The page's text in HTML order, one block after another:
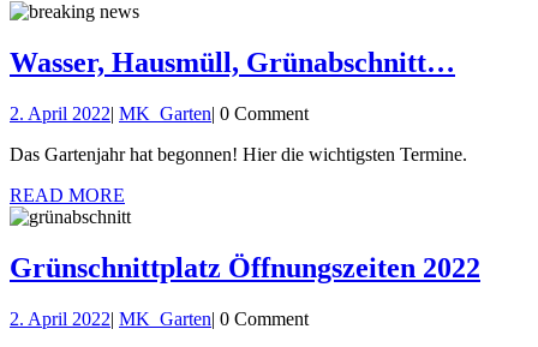
MORE
Wasser, Hausmüll, Grünabschnitt…
2. April 20222.
2022
| MK_GartenMK_Garten
| 0 Comment
Das Gartenjahr hat begonnen! Hier die wichtigsten Termine.
READ MORE
MORE
Grünschnittplatz Öffnungszeiten 2022
2. April 20222.
| MK_GartenMK_Garten
| 0 Comment